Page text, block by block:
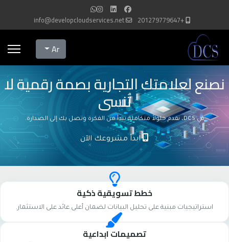
+201279779647
info@developcloudservices.net
Select your language
Ar
نصنع لعلامتك التجارية بصمة رقمية لا
تُنسى
في DCS، نقدم حلولاً متكاملة تبدأ من الفكرة وتصل بك إلى الصدارة.
ابدأ مشروعك الآن
خطط تسويقية ذكية
استراتيجيات مبنية على تحليل البيانات لضمان أعلى عائد على الاستثمار.
تصميمات ابداعية